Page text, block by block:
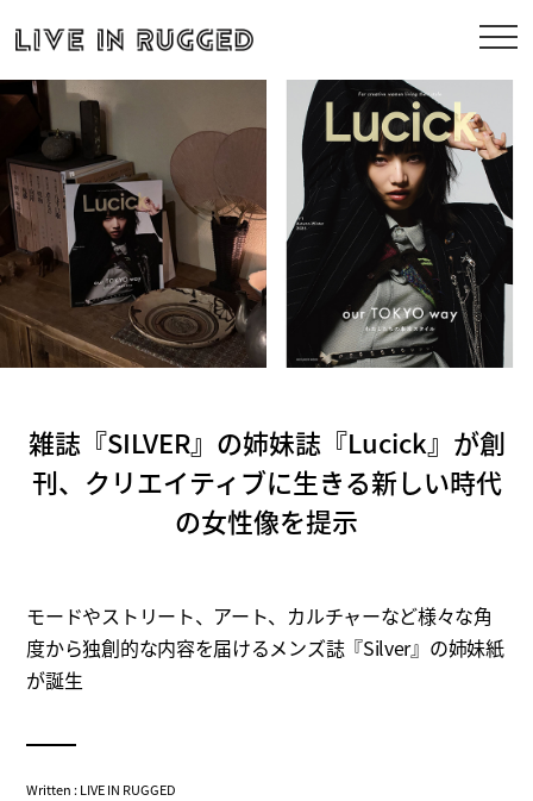
雑誌『SILVER』の姉妹誌『Lucick』が創
刊、クリエイティブに生きる新しい時代
の女性像を提示
モードやストリート、アート、カルチャーなど様々な角
度から独創的な内容を届けるメンズ誌『Silver』の姉妹紙
が誕生
Written : LIVE IN RUGGED